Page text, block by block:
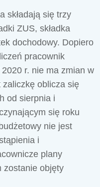
składają się trzy
ZUS, składka
dochodowy. Dopiero
pracownik
r. nie ma zmian w
zaliczkę oblicza się
od sierpnia i
się roku
nie jest
i
plany
zostanie objęty